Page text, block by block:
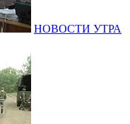
НОВОСТИ УТРА